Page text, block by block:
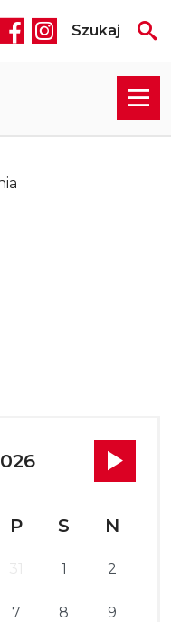
do treści
Social media
Szukaj
P S N
1 2
7 8 9